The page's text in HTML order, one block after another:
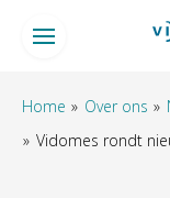
Ga naar Hoofd
Home Over ons
Vidomes rondt